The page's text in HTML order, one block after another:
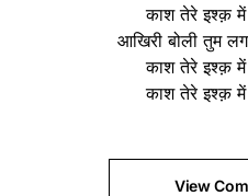
काश तेरे इश्क़ में
आखिरी बोली तुम
काश तेरे इश्क़ में
काश तेरे इश्क़ में
View